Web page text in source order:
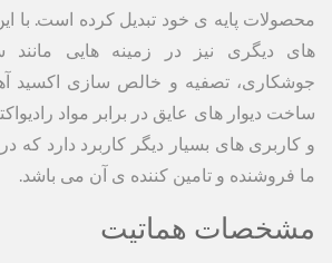
محصولات پایه ی خود تبدیل کرده است. با
های دیگری نیز در زمینه هایی مانند
جوشکاری، تصفیه و خالص سازی اکسید
ساخت دیوار های عایق در برابر مواد
و کاربری های بسیار دیگر کاربرد دارد که
ما فروشنده و تامین کننده ی آن می باشد.
مشخصات هماتیت